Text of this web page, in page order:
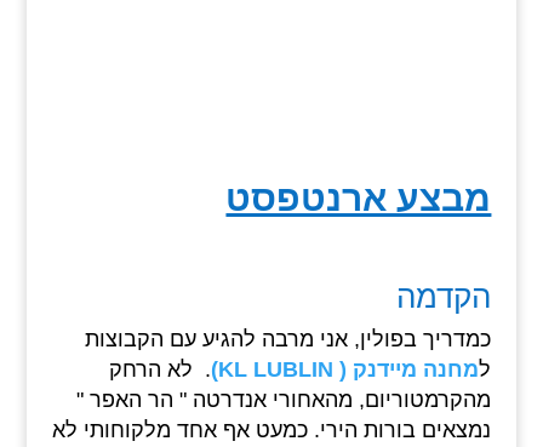
מבצע ארנטפסט
הקדמה
כמדריך בפולין, אני מרבה להגיע עם הקבוצות
למחנה מיידנק ( KL LUBLIN)
. לא הרחק
מהקרמטוריום, מהאחורי אנדרטה " הר האפר "
נמצאים בורות הירי. כמעט אף אחד מלקוחותי לא